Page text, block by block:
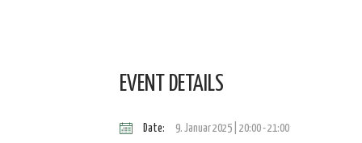
EVENT DETAILS
Date: 9. Januar 2025 | 20:00-21:00